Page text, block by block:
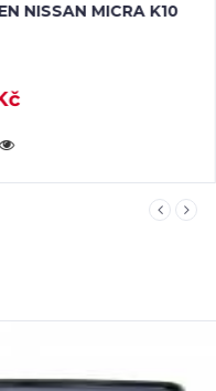
NISSAN MICRA K10